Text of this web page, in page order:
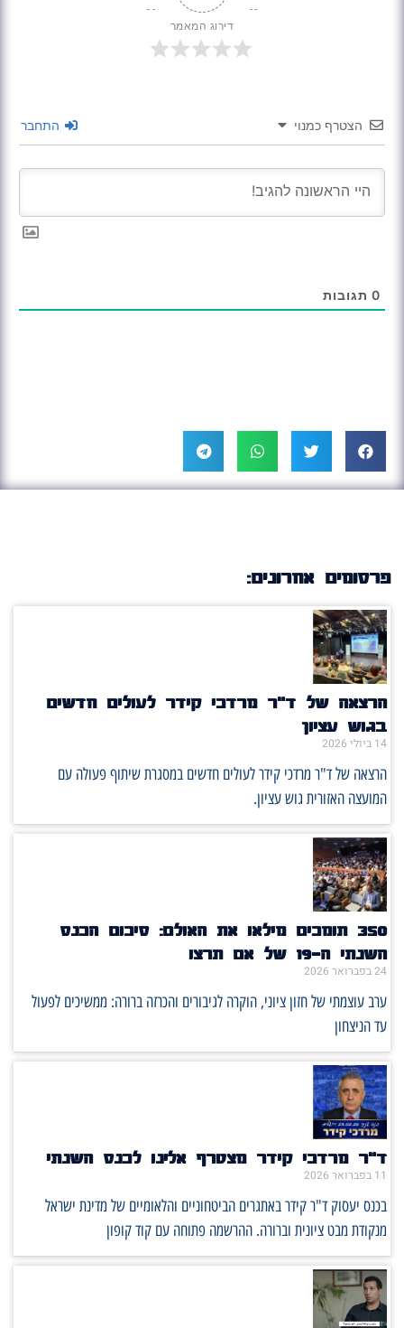
דירוג המאמר
הצטרף כמנוי התחבר
0 תגובות
פרסומים אחרונים:
הרצאה של ד"ר מרדכי קידר לעולים חדשים
בגוש עציון
14 ביולי 2026
הרצאה של ד"ר מרדכי קידר לעולים חדשים במסגרת שיתוף פעולה עם
המועצה האזורית גוש עציון.
350 תומכים מילאו את האולם: סיכום הכנס
השנתי ה־19 של אם תרצו
24 בפברואר 2026
ערב עוצמתי של חזון ציוני, הוקרה לגיבורים והכרזה ברורה: ממשיכים לפעול
עד הניצחון
ד"ר מרדכי קידר מצטרף אלינו לכנס השנתי
11 בפברואר 2026
בכנס יעסוק ד"ר קידר באתגרים הביטחוניים והלאומיים של מדינת ישראל
מנקודת מבט ציונית וברורה. ההרשמה פתוחה עם קוד קופון